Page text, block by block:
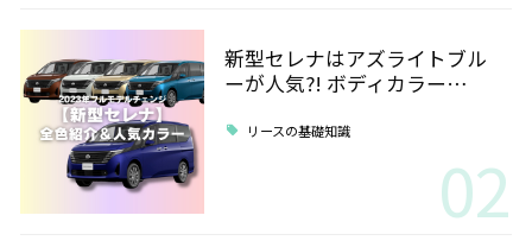
新型セレナはアズライトブル
ーが人気?! ボディカラー…
リースの基礎知識
02